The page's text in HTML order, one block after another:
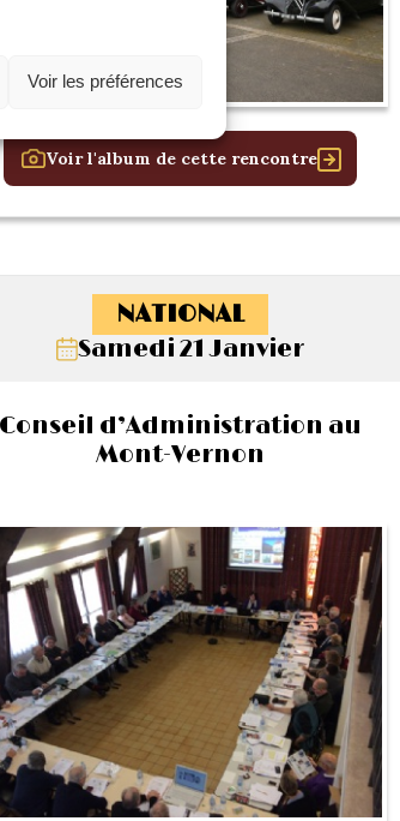
Voir les préférences
Voir l'album de cette rencontre
NATIONAL
Samedi 21 Janvier
Conseil d’Administration au
Mont-Vernon